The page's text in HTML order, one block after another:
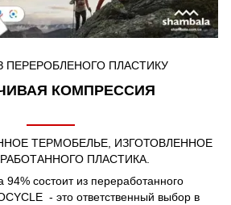
КОМПРЕССИЯ
ТЕРМОБЕЛЬЕ, ИЗГОТОВЛЕННОЕ
ПЛАСТИКА.
94% состоит из переработанного
- это ответственный выбор в